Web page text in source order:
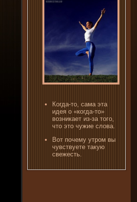
Когда-то, сама эта
иде­я о «когда-то»
возни­кает из-за того,
что это чужие слова.
Вот пοчему утром вы
чувствуете такую
свежесть.